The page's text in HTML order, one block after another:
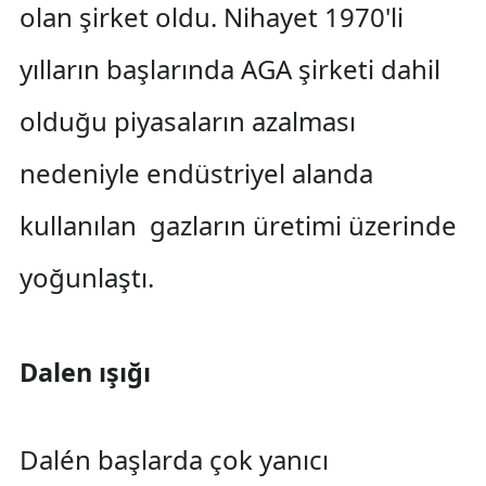
olan şirket oldu. Nihayet 1970'li
yılların başlarında AGA şirketi dahil
olduğu piyasaların azalması
nedeniyle endüstriyel alanda
kullanılan gazların üretimi üzerinde
yoğunlaştı.
Dalen ışığı
Dalén başlarda çok yanıcı